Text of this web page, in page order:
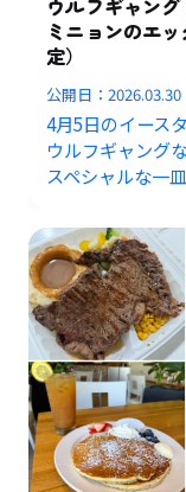
ウルフギャン
ミニョンのエ
定）
公開日：2026.03.30
4月5日のイース
ウルフギャング
スペシャルな一皿